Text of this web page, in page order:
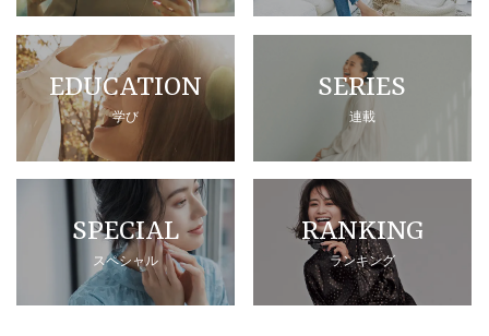
EDUCATION
学び
SERIES
連載
SPECIAL
スペシャル
RANKING
ランキング